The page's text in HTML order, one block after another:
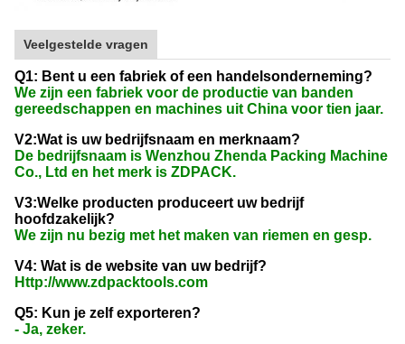
Veelgestelde vragen
Q1: Bent u een fabriek of een handelsonderneming?
We zijn een fabriek voor de productie van banden
gereedschappen en machines uit China voor tien jaar.
V2:Wat is uw bedrijfsnaam en merknaam?
De bedrijfsnaam is Wenzhou Zhenda Packing Machine
Co., Ltd en het merk is ZDPACK.
V3:Welke producten produceert uw bedrijf
hoofdzakelijk?
We zijn nu bezig met het maken van riemen en gesp.
V4: Wat is de website van uw bedrijf?
Http://www.zdpacktools.com
Q5: Kun je zelf exporteren?
- Ja, zeker.